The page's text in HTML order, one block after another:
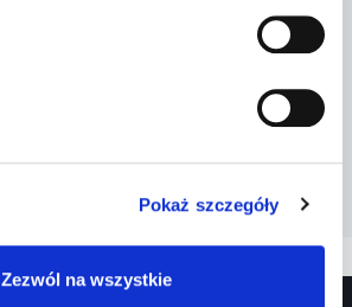
Pokaż szczegóły
Zezwól na wszystkie